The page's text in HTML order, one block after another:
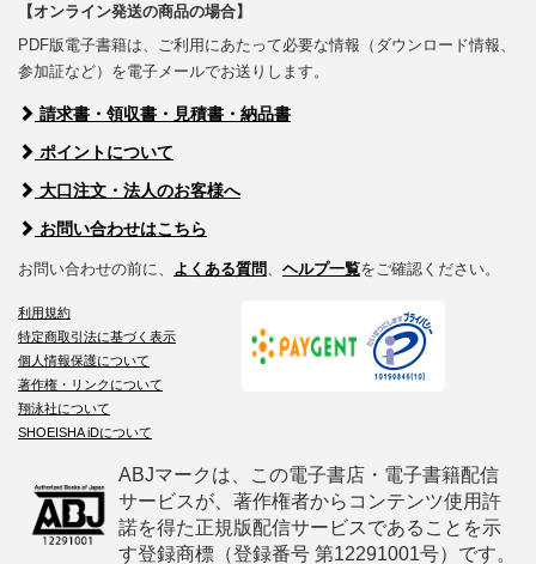
【オンライン発送の商品の場合】
PDF版電子書籍は、ご利用にあたって必要な情報（ダウンロード情報、
参加証など）を電子メールでお送りします。
請求書・領収書・見積書・納品書
ポイントについて
大口注文・法人のお客様へ
お問い合わせはこちら
お問い合わせの前に、 よくある質問 ヘルプ一覧をご確認ください。
利用規約
特定商取引法に基づく表示
個人情報保護について
著作権・リンクについて
翔泳社について
SHOEISHA iDについて
ABJマークは、この電子書店・電子書籍配信
サービスが、著作権者からコンテンツ使用許
諾を得た正規版配信サービスであることを示
す登録商標（登録番号 第12291001号）です。